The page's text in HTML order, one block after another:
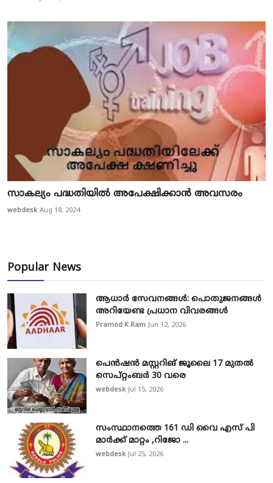
സാകല്യം പദ്ധതിയിൽ അപേക്ഷിക്കാൻ അവസരം
webdesk Aug 18, 2024
Popular News
ആധാർ സേവനങ്ങൾ: പൊതുജനങ്ങൾ
അറിയേണ്ട പ്രധാന വിവരങ്ങൾ
Pramod K Ram Jun 12, 2026
പെൻഷൻ മസ്റ്ററിങ് ജൂലൈ 17 മുതൽ
സെപ്റ്റംബർ 30 വരെ
webdesk Jul 15, 2026
സംസ്ഥാനത്തെ 161 ഡി വൈ എസ് പി
മാർക്ക് മാറ്റം ,റിജോ ...
webdesk Jul 25, 2026